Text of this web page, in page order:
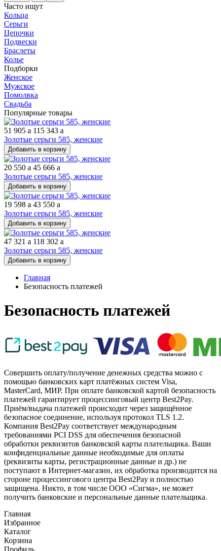
Часто ищут
Кольца
Серьги
Цепочки
Подвески
Браслеты
Колье
Подборки
Женское
Мужское
Помолвка
Свадьба
Популярные товары
51 905 a 115 343 a
Золотые серьги 585, женские
Добавить в корзину
20 550 a 45 666 a
Золотые серьги 585, женские
Добавить в корзину
19 598 a 43 550 a
Золотые серьги 585, женские
Добавить в корзину
47 321 a 118 302 a
Золотые серьги 585, женские
Добавить в корзину
Главная
Безопасность платежей
Безопасность платежей
Совершить оплату/получение денежных средства можно с
помощью банковских карт платёжных систем Visa,
MasterCard, МИР. При оплате банковской картой безопасность
платежей гарантирует процессинговый центр Best2Pay.
Приём/выдача платежей происходит через защищённое
безопасное соединение, используя протокол TLS 1.2.
Компания Best2Pay соответствует международным
требованиями PCI DSS для обеспечения безопасной
обработки реквизитов банковской карты плательщика. Ваши
конфиденциальные данные необходимые для оплаты
(реквизиты карты, регистрационные данные и др.) не
поступают в Интернет-магазин, их обработка производится на
стороне процессингового центра Best2Pay и полностью
защищена. Никто, в том числе ООО «Сигма», не может
получить банковские и персональные данные плательщика.
Главная
Избранное
Каталог
Корзина
Профиль